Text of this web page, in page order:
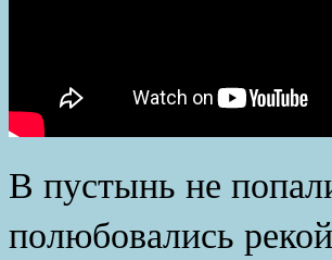
В пустынь не
полюбовались